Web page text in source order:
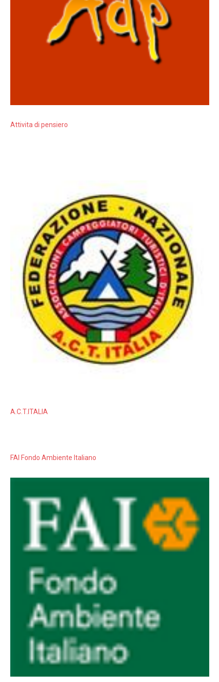
Attivita di pensiero
A.C.T.ITALIA
FAI Fondo Ambiente Italiano